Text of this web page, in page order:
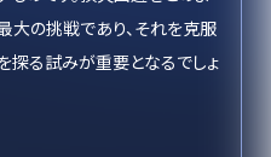
大の挑戦であり、それを克服
探る試みが重要となるでしょ